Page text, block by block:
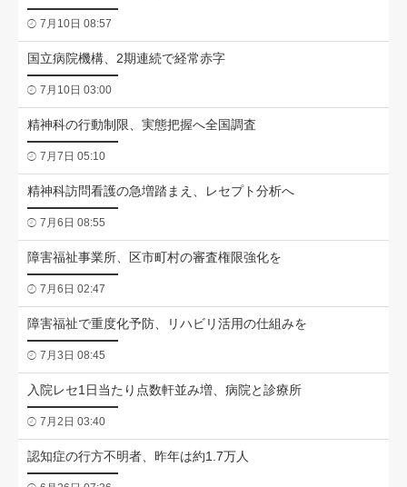
7月10日 08:57
国立病院機構、2期連続で経常赤字
7月10日 03:00
精神科の行動制限、実態把握へ全国調査
7月7日 05:10
精神科訪問看護の急増踏まえ、レセプト分析へ
7月6日 08:55
障害福祉事業所、区市町村の審査権限強化を
7月6日 02:47
障害福祉で重度化予防、リハビリ活用の仕組みを
7月3日 08:45
入院レセ1日当たり点数軒並み増、病院と診療所
7月2日 03:40
認知症の行方不明者、昨年は約1.7万人